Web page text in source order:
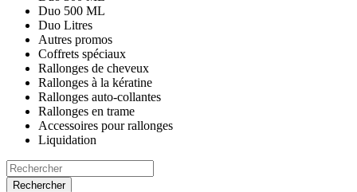
Duo 500 ML
Duo Litres
Autres promos
Coffrets spéciaux
Rallonges de cheveux
Rallonges à la kératine
Rallonges auto-collantes
Rallonges en trame
Accessoires pour rallonges
Liquidation
Rechercher